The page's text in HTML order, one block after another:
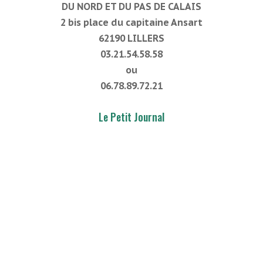
DU NORD ET DU PAS DE CALAIS
2 bis place du capitaine Ansart
62190 LILLERS
03.21.54.58.58
ou
06.78.89.72.21
Le Petit Journal